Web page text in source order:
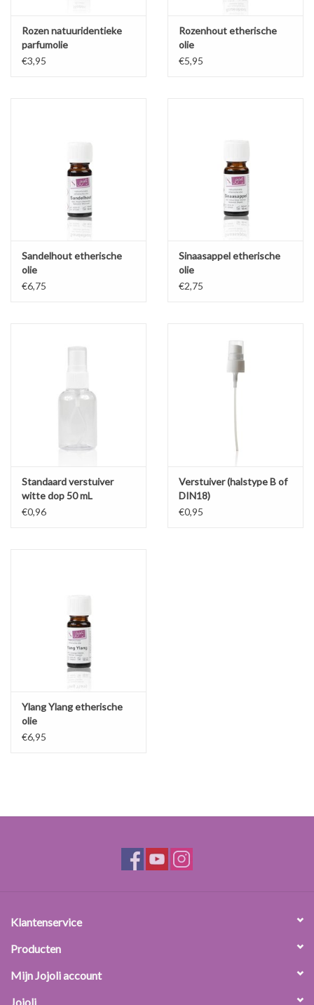
Rozen natuuridentieke
parfumolie
€3,95
Rozenhout etherische
olie
€5,95
Sandelhout etherische
olie
€6,75
Sinaasappel etherische
olie
€2,75
Standaard verstuiver
witte dop 50 mL
€0,96
Verstuiver (halstype B of
DIN18)
€0,95
Ylang Ylang etherische
olie
€6,95
Klantenservice
Producten
Mijn Jojoli account
Jojoli